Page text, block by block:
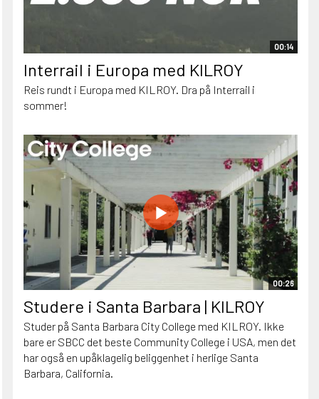
00:14
Interrail i Europa med KILROY
Reis rundt i Europa med KILROY. Dra på Interrail i
sommer!
00:26
Studere i Santa Barbara | KILROY
Studer på Santa Barbara City College med KILROY. Ikke
bare er SBCC det beste Community College i USA, men det
har også en upåklagelig beliggenhet i herlige Santa
Barbara, California.